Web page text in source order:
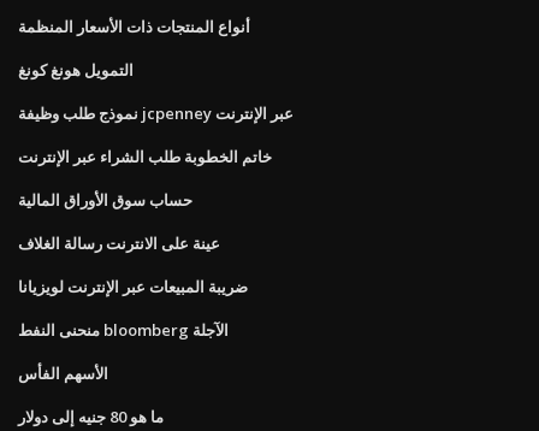
أنواع المنتجات ذات الأسعار المنظمة
التمويل هونغ كونغ
نموذج طلب وظيفة jcpenney عبر الإنترنت
خاتم الخطوبة طلب الشراء عبر الإنترنت
حساب سوق الأوراق المالية
عينة على الانترنت رسالة الغلاف
ضريبة المبيعات عبر الإنترنت لويزيانا
منحنى النفط bloomberg الآجلة
الأسهم الفأس
ما هو 80 جنيه إلى دولار